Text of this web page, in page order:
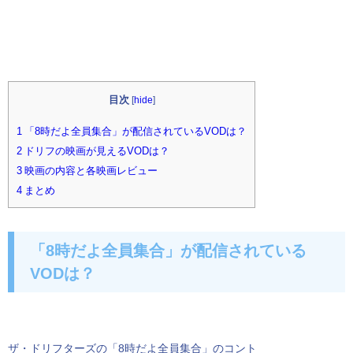
目次 hide
1 「8時だよ全員集合」が配信されているVODは？
2 ドリフの映画が見えるVODは？
3 映画の内容と各映画レビュー
4 まとめ
「8時だよ全員集合」が配信されている
VODは？
ザ・ドリフターズの「8時だよ全員集合」のコント